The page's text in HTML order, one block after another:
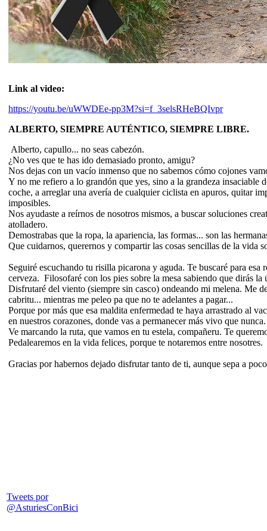
Link al video:
https://youtu.be/uWWDEe-pp3M?si=f_3selsRHeBQIvpr
ALBERTO, SIEMPRE AUTÉNTICO, SIEMPRE LIBRE.
Alberto, capullo... no seas cabezón.
¿No ves que te has ido demasiado pronto, amigu?
Nos dejas con un vacío inmenso que no sabemos cómo cojones
Y no me refiero a lo grandón que yes, sino a la grandeza insaciable
coche, a arreglar una avería de cualquier ciclista en apuros, quitar
imposibles.
Nos ayudaste a reírnos de nosotros mismos, a buscar soluciones
atolladero.
Demostrabas que la ropa, la apariencia, las formas... son las
Que cuidarnos, querernos y compartir las cosas sencillas de la
Seguiré escuchando tu risilla picarona y aguda. Te buscaré para
cerveza. Filosofaré con los pies sobre la mesa sabiendo que dirás
Disfrutaré del viento (siempre sin casco) ondeando mi melena. Me
cabritu... mientras me peleo pa que no te adelantes a pagar...
Porque por más que esa maldita enfermedad te haya arrastrado al
en nuestros corazones, donde vas a permanecer más vivo que nunca.
Ve marcando la ruta, que vamos en tu estela, compañeru. Te
Pedalearemos en la vida felices, porque te notaremos entre nosotres.
Gracias por habernos dejado disfrutar tanto de ti, aunque sepa a
Tweets por
@AsturiesConBici